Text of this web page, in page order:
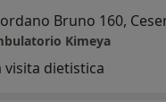
Bruno 160,
Kimeya
visita dietistica